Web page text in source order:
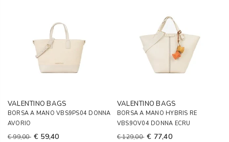
VALENTINO BAGS
BORSA A MANO VBS9PS04 DONNA
AVORIO
€ 99,00 € 59,40
VALENTINO BAGS
BORSA A MANO HYBRIS RE
VBS9OV04 DONNA ECRU
€ 129,00 € 77,40